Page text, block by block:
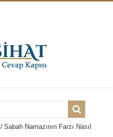
/ Sabah Namazının Farzı Nasıl